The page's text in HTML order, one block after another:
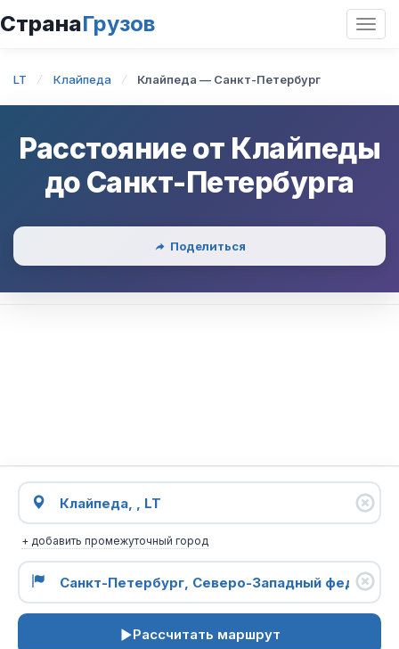
СтранаГрузов
LT Клайпеда Клайпеда — Санкт-Петербург
Расстояние от Клайпеды
до Санкт-Петербурга
Поделиться
+ добавить промежуточный город
Рассчитать маршрут